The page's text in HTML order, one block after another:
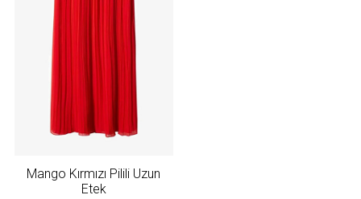
Mango Kırmızı Pilili Uzun
Etek